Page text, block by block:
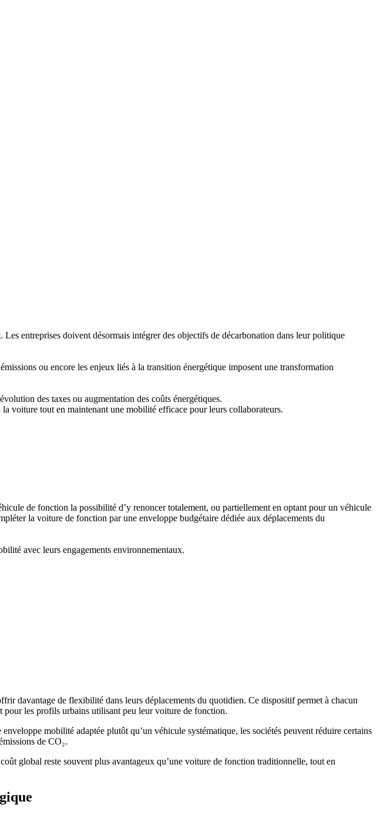
entreprises doivent désormais intégrer des objectifs de décarbonation dans leur politique
ou encore les enjeux liés à la transition énergétique imposent une transformation
des taxes ou augmentation des coûts énergétiques.
voiture tout en maintenant une mobilité efficace pour leurs collaborateurs.
de fonction la possibilité d’y renoncer totalement, ou partiellement en optant pour un véhicule
la voiture de fonction par une enveloppe budgétaire dédiée aux déplacements du
avec leurs engagements environnementaux.
davantage de flexibilité dans leurs déplacements du quotidien. Ce dispositif permet à chacun
pour les profils urbains utilisant peu leur voiture de fonction.
mobilité adaptée plutôt qu’un véhicule systématique, les sociétés peuvent réduire certains
de CO₂.
global reste souvent plus avantageux qu’une voiture de fonction traditionnelle, tout en